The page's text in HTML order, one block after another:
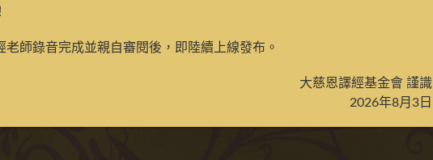
部空行之金剛空行彩唐
師錄音完成並親自審閱後，即陸續上線發布。
大慈恩譯經基金會 謹識
2026年8月3日